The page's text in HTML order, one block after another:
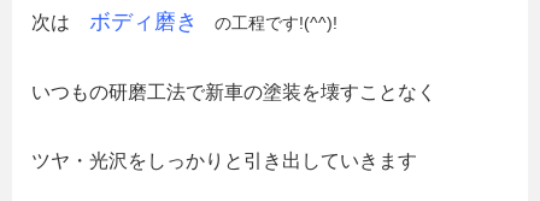
次は ボディ磨き の工程です!(^^)!
いつもの研磨工法で新車の塗装を壊すことなく
ツヤ・光沢をしっかりと引き出していきます